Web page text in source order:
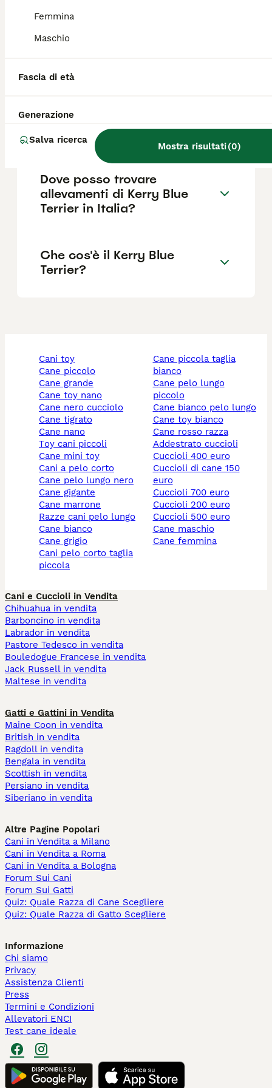
Femmina
Maschio
Fascia di età
Generazione
Salva ricerca
Mostra risultati(0)
sanitari appropriati prima della riproduzione.
Terrier?
Qual è il temperamento del
Kerry Blue Terrier?
Dove posso trovare
allevamenti di Kerry Blue
Terrier in Italia?
Che cos'è il Kerry Blue
Terrier?
cani toy
cane piccolo
cane grande
cane toy nano
cane nero cucciolo
cane tigrato
cane nano
toy cani piccoli
cane mini toy
cani a pelo corto
cane pelo lungo nero
cane gigante
cane marrone
razze cani pelo lungo
cane bianco
cane grigio
cani pelo corto taglia
piccola
cane piccola taglia
bianco
cane pelo lungo
piccolo
cane bianco pelo lungo
cane toy bianco
cane rosso razza
addestrato cuccioli
cuccioli 400 euro
cuccioli di cane 150
euro
cuccioli 700 euro
cuccioli 200 euro
cuccioli 500 euro
cane maschio
cane femmina
Cani e Cuccioli in Vendita
Chihuahua in vendita
Barboncino in vendita
Labrador in vendita
Pastore Tedesco in vendita
Bouledogue Francese in vendita
Jack Russell in vendita
Maltese in vendita
Gatti e Gattini in Vendita
Maine Coon in vendita
British in vendita
Ragdoll in vendita
Bengala in vendita
Scottish in vendita
Persiano in vendita
Siberiano in vendita
Altre Pagine Popolari
Cani in Vendita a Milano
Cani in Vendita a Roma
Cani in Vendita a Bologna
Forum Sui Cani
Forum Sui Gatti
Quiz: Quale Razza di Cane Scegliere
Quiz: Quale Razza di Gatto Scegliere
Informazione
Chi siamo
Privacy
Assistenza Clienti
Press
Termini e Condizioni
Allevatori ENCI
Test cane ideale